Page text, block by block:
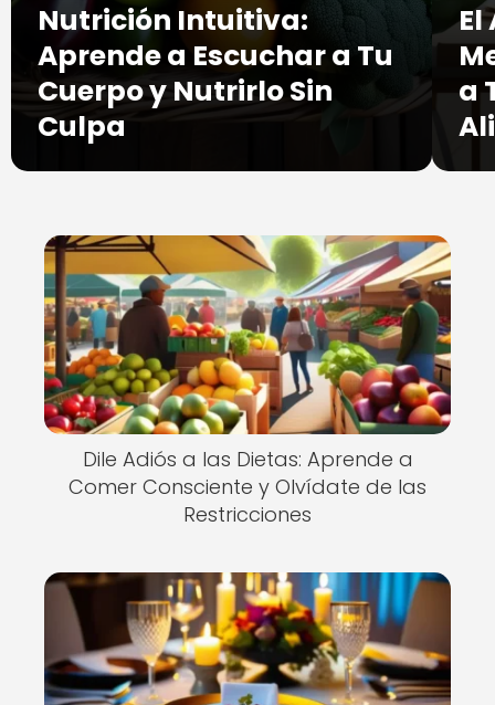
Nutrición Intuitiva:
Aprende a Escuchar a Tu
Cuerpo y Nutrirlo Sin
Culpa
El
a
Dile Adiós a las Dietas: Aprende a
Comer Consciente y Olvídate de las
Restricciones